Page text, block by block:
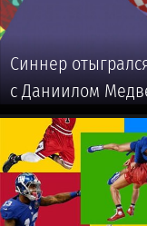
Синнер
с Даниилом
🥎 #ТЕННИС